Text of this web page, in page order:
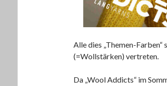
Alle dies „Themen-
(=Wollstärken) vertreten.
Da „Wool Addicts“ im